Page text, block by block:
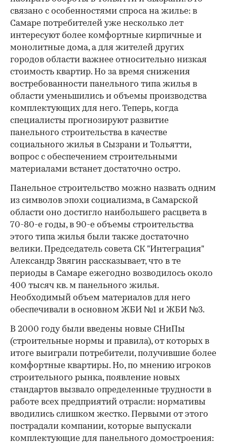
связано с особенностями спроса на жилье: в
Самаре потребителей уже несколько лет
интересуют более комфортные кирпичные и
монолитные дома, а для жителей других
городов области важнее относительно низкая
стоимость квартир. Но за время снижения
востребованности панельного типа жилья в
области уменьшились и объемы производства
комплектующих для него. Теперь, когда
специалисты прогнозируют развитие
панельного строительства в качестве
социального жилья в Сызрани и Тольятти,
вопрос с обеспечением строительными
материалами встанет достаточно остро.
Панельное строительство можно назвать одним
из символов эпохи социализма, в Самарской
области оно достигло наибольшего расцвета в
70-80-е годы, в 90-е объемы строительства
этого типа жилья были также достаточно
велики. Председатель совета СК "Интеграция"
Александр Звягин рассказывает, что в те
периоды в Самаре ежегодно возводилось около
400 тысяч кв. м панельного жилья.
Необходимый объем материалов для него
обеспечивали в основном ЖБИ №1 и ЖБИ №3.
В 2000 году были введены новые СНиПы
(строительные нормы и правила), от которых в
итоге выиграли потребители, получившие более
комфортные квартиры. Но, по мнению игроков
строительного рынка, появление новых
стандартов вызвало определенные трудности в
работе всех предприятий отрасли: нормативы
вводились слишком жестко. Первыми от этого
пострадали компании, которые выпускали
комплектующие для панельного домостроения: